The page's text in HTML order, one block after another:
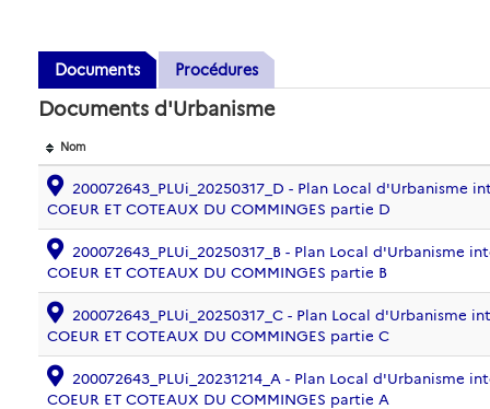
Documents Procédures
Documents d'Urbanisme
Nom
200072643_PLUi_20250317_D - Plan Local d'Urbanisme
COEUR ET COTEAUX DU COMMINGES partie D
200072643_PLUi_20250317_B - Plan Local d'Urbanisme
COEUR ET COTEAUX DU COMMINGES partie B
200072643_PLUi_20250317_C - Plan Local d'Urbanisme
COEUR ET COTEAUX DU COMMINGES partie C
200072643_PLUi_20231214_A - Plan Local d'Urbanisme
COEUR ET COTEAUX DU COMMINGES partie A